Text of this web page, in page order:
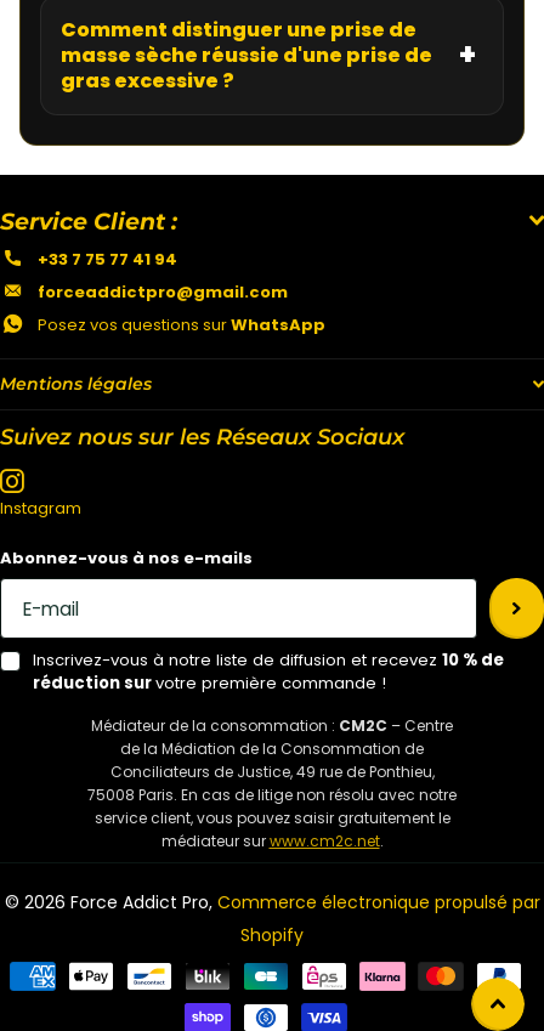
Comment distinguer une prise de
masse sèche réussie d'une prise de
gras excessive ?
Mentions légales
Service Client :
+33 7 75 77 41 94
forceaddictpro@gmail.com
Posez vos questions surWhatsApp
Suivez nous sur les Réseaux Sociaux
Instagram
Abonnez-vous à nos e-mails
Inscrivez-vous à notre liste de diffusion et recevez 10 % de
réduction survotre première commande !
Médiateur de la consommation : CM2C – Centre
de la Médiation de la Consommation de
Conciliateurs de Justice, 49 rue de Ponthieu,
75008 Paris. En cas de litige non résolu avec notre
service client, vous pouvez saisir gratuitement le
médiateur surwww.cm2c.net.
© 2026 Force Addict Pro, Commerce électronique propulsé par
Shopify